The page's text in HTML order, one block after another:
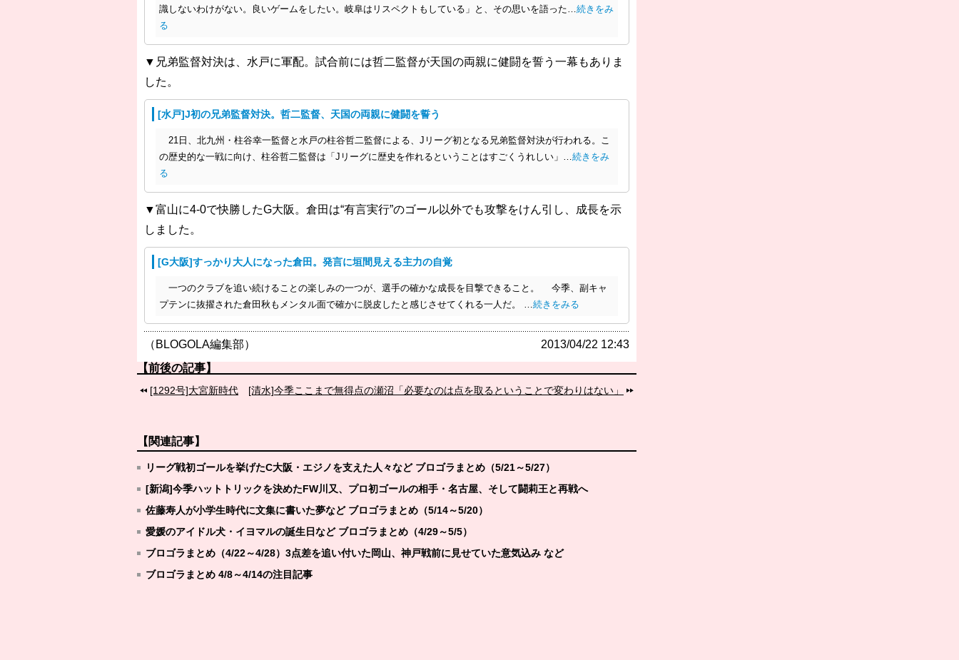
識しないわけがない。良いゲームをしたい。岐阜はリスペクトもしている」と、その思いを語った…続きをみ
る
▼兄弟監督対決は、水戸に軍配。試合前には哲二監督が天国の両親に健闘を誓う一幕もありま
した。
[水戸]J初の兄弟監督対決。哲二監督、天国の両親に健闘を誓う
21日、北九州・柱谷幸一監督と水戸の柱谷哲二監督による、Jリーグ初となる兄弟監督対決が行われる。こ
の歴史的な一戦に向け、柱谷哲二監督は「Jリーグに歴史を作れるということはすごくうれしい」…続きをみ
る
▼富山に4-0で快勝したG大阪。倉田は“有言実行”のゴール以外でも攻撃をけん引し、成長を示
しました。
[G大阪]すっかり大人になった倉田。発言に垣間見える主力の自覚
一つのクラブを追い続けることの楽しみの一つが、選手の確かな成長を目撃できること。 今季、副キャ
プテンに抜擢された倉田秋もメンタル面で確かに脱皮したと感じさせてくれる一人だ。 …続きをみる
（BLOGOLA編集部） 2013/04/22 12:43
【前後の記事】
[1292号]大宮新時代 [清水]今季ここまで無得点の瀬沼「必要なのは点を取るということで変わりはない」
【関連記事】
リーグ戦初ゴールを挙げたC大阪・エジノを支えた人々など ブロゴラまとめ（5/21～5/27）
[新潟]今季ハットトリックを決めたFW川又、プロ初ゴールの相手・名古屋、そして闘莉王と再戦へ
佐藤寿人が小学生時代に文集に書いた夢など ブロゴラまとめ（5/14～5/20）
愛媛のアイドル犬・イヨマルの誕生日など ブロゴラまとめ（4/29～5/5）
ブロゴラまとめ（4/22～4/28）3点差を追い付いた岡山、神戸戦前に見せていた意気込み など
ブロゴラまとめ 4/8～4/14の注目記事